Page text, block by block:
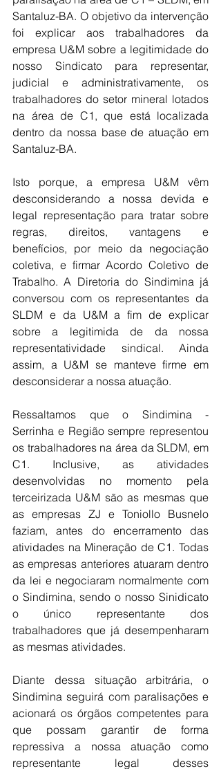
Santaluz-BA. O objetivo da intervenção
foi explicar aos trabalhadores da
empresa U&M sobre a legitimidade do
judicial e administrativamente, os
trabalhadores do setor mineral lotados
na área de C1, que está localizada
dentro da nossa base de atuação em
Santaluz-BA.
Isto porque, a empresa U&M vêm
desconsiderando a nossa devida e
legal representação para tratar sobre
regras, direitos, vantagens e
benefícios, por meio da negociação
coletiva, e firmar Acordo Coletivo de
Trabalho. A Diretoria do Sindimina já
conversou com os representantes da
SLDM e da U&M a fim de explicar
sobre a legitimida de da nossa
representatividade sindical. Ainda
assim, a U&M se manteve firme em
desconsiderar a nossa atuação.
Ressaltamos que o Sindimina -
Serrinha e Região sempre representou
os trabalhadores na área da SLDM, em
C1. Inclusive, as atividades
desenvolvidas no momento pela
terceirizada U&M são as mesmas que
as empresas ZJ e Toniollo Busnelo
faziam, antes do encerramento das
atividades na Mineração de C1. Todas
as empresas anteriores atuaram dentro
da lei e negociaram normalmente com
o Sindimina, sendo o nosso Sinidicato
o único representante dos
trabalhadores que já desempenharam
as mesmas atividades.
Diante dessa situação arbitrária, o
Sindimina seguirá com paralisações e
acionará os órgãos competentes para
que possam garantir de forma
repressiva a nossa atuação como
representante legal desses